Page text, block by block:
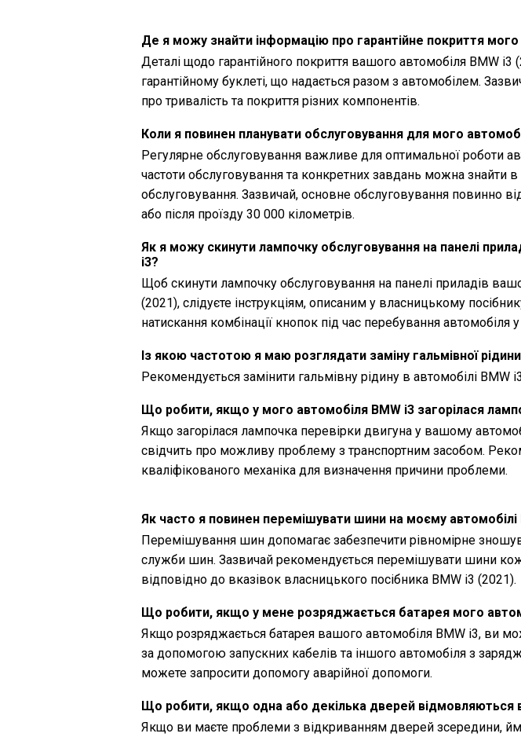
Де я можу знайти інформацію про гарантійне покриття мого
Деталі щодо гарантійного покриття вашого автомобіля BMW
гарантійному буклеті, що надається разом з автомобілем.
про тривалість та покриття різних компонентів.
Коли я повинен планувати обслуговування для мого
Регулярне обслуговування важливе для оптимальної роботи
частоти обслуговування та конкретних завдань можна знайти в
обслуговування. Зазвичай, основне обслуговування повинно
або після проїзду 30 000 кілометрів.
Як я можу скинути лампочку обслуговування на панелі
i3?
Щоб скинути лампочку обслуговування на панелі приладів
(2021), слідуєте інструкціям, описаним у власницькому
натискання комбінації кнопок під час перебування автомобіля
Із якою частотою я маю розглядати заміну гальмівної
Рекомендується замінити гальмівну рідину в автомобілі BMW
Що робити, якщо у мого автомобіля BMW i3 загорілася
Якщо загорілася лампочка перевірки двигуна у вашому
свідчить про можливу проблему з транспортним засобом.
кваліфікованого механіка для визначення причини проблеми.
Як часто я повинен перемішувати шини на моєму автомобілі
Перемішування шин допомагає забезпечити рівномірне
служби шин. Зазвичай рекомендується перемішувати шини
відповідно до вказівок власницького посібника BMW i3 (2021).
Що робити, якщо у мене розряджається батарея мого
Якщо розряджається батарея вашого автомобіля BMW i3, ви
за допомогою запускних кабелів та іншого автомобіля з
можете запросити допомогу аварійної допомоги.
Що робити, якщо одна або декілька дверей відмовляються
Якщо ви маєте проблеми з відкриванням дверей зсередини,